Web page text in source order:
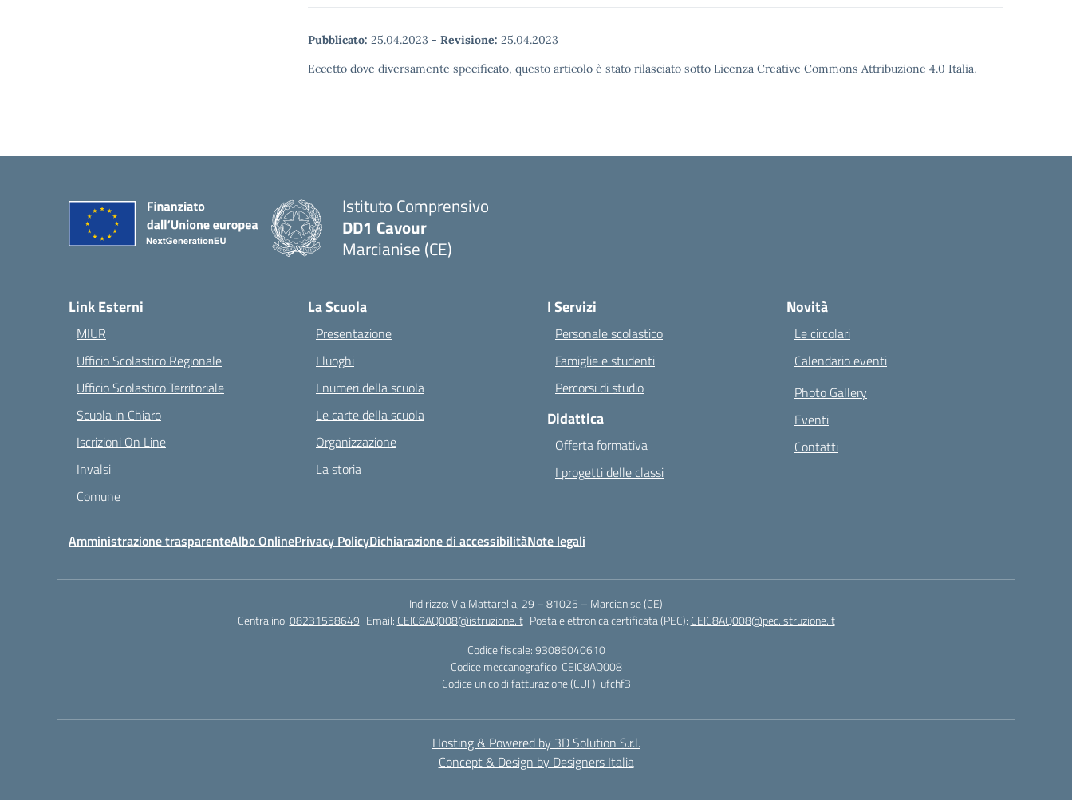
Pubblicato: 25.04.2023 - Revisione: 25.04.2023
Eccetto dove diversamente specificato, questo articolo è stato rilasciato sotto Licenza Creative Commons Attribuzione 4.0 Italia.
Istituto Comprensivo
DD1 Cavour
Marcianise (CE)
Link Esterni
MIUR
Ufficio Scolastico Regionale
Ufficio Scolastico Territoriale
Scuola in Chiaro
Iscrizioni On Line
Invalsi
Comune
La Scuola
Presentazione
I luoghi
I numeri della scuola
Le carte della scuola
Organizzazione
La storia
I Servizi
Personale scolastico
Famiglie e studenti
Percorsi di studio
Didattica
Offerta formativa
I progetti delle classi
Novità
Le circolari
Calendario eventi
Photo Gallery
Eventi
Contatti
Amministrazione trasparenteAlbo OnlinePrivacy PolicyDichiarazione di accessibilitàNote legali
Indirizzo:Via Mattarella, 29 – 81025 – Marcianise (CE)
Centralino:08231558649 Email: CEIC8AQ008@istruzione.it Posta elettronica certificata (PEC): CEIC8AQ008@pec.istruzione.it
Codice fiscale: 93086040610
Codice meccanografico: CEIC8AQ008
Codice unico di fatturazione (CUF): ufchf3
Hosting & Powered by 3D Solution S.r.l.
Concept & Design by Designers Italia